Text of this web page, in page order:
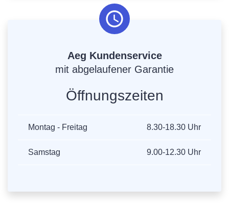
Aeg Kundenservice
mit abgelaufener Garantie
Öffnungszeiten
Montag - Freitag 8.30-18.30 Uhr
Samstag 9.00-12.30 Uhr